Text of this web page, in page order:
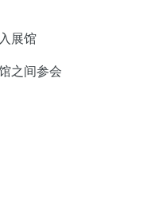
展馆
之间参会